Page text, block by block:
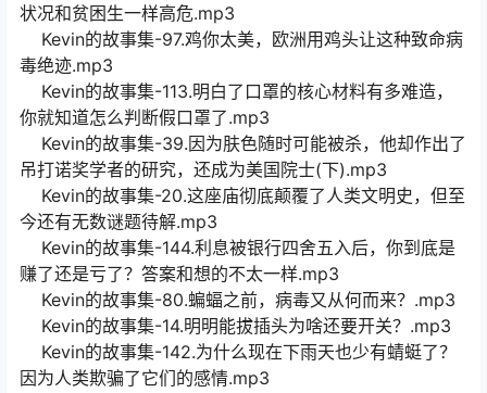
状况和贫困生一样高危.mp3
Kevin的故事集-97.鸡你太美，欧洲用鸡头让这种致命病
毒绝迹.mp3
Kevin的故事集-113.明白了口罩的核心材料有多难造，
你就知道怎么判断假口罩了.mp3
Kevin的故事集-39.因为肤色随时可能被杀，他却作出了
吊打诺奖学者的研究，还成为美国院士(下).mp3
Kevin的故事集-20.这座庙彻底颠覆了人类文明史，但至
今还有无数谜题待解.mp3
Kevin的故事集-144.利息被银行四舍五入后，你到底是
赚了还是亏了？答案和想的不太一样.mp3
Kevin的故事集-80.蝙蝠之前，病毒又从何而来？.mp3
Kevin的故事集-14.明明能拔插头为啥还要开关？.mp3
Kevin的故事集-142.为什么现在下雨天也少有蜻蜓了？
因为人类欺骗了它们的感情.mp3